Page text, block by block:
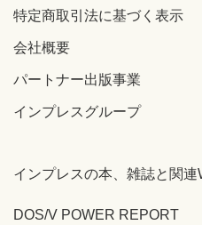
特定商取引法に基づく表示
会社概要
パートナー出版事業
インプレスグループ
インプレスの本、雑誌と関連
DOS/V POWER REPORT